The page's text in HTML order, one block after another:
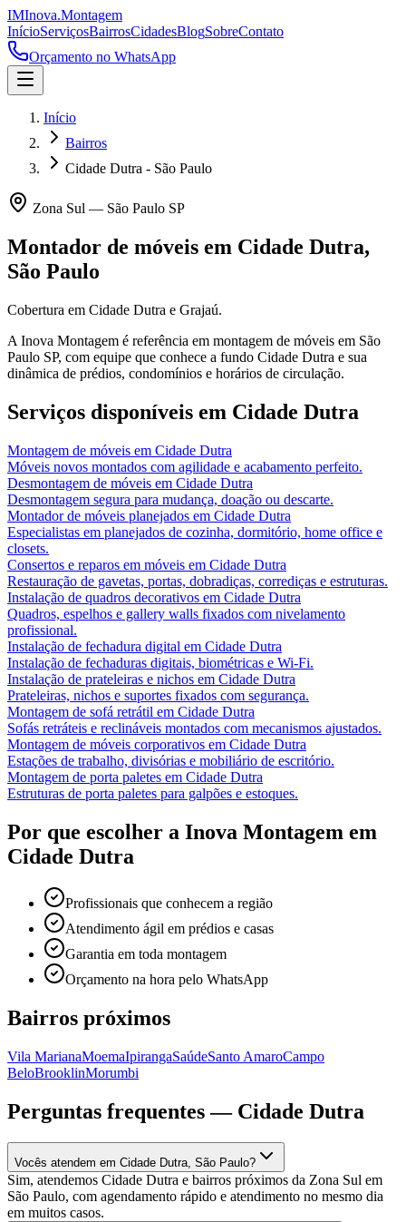
IMInova.Montagem
InícioServiçosBairrosCidadesBlogSobreContato
Orçamento no WhatsApp
Início
Bairros
Cidade Dutra - São Paulo
Zona Sul — São Paulo SP
Montador de móveis em Cidade Dutra,
São Paulo
Cobertura em Cidade Dutra e Grajaú.
A Inova Montagem é referência em montagem de móveis em São
Paulo SP, com equipe que conhece a fundo Cidade Dutra e sua
dinâmica de prédios, condomínios e horários de circulação.
Serviços disponíveis em Cidade Dutra
Montagem de móveis em Cidade Dutra
Móveis novos montados com agilidade e acabamento perfeito.
Desmontagem de móveis em Cidade Dutra
Desmontagem segura para mudança, doação ou descarte.
Montador de móveis planejados em Cidade Dutra
Especialistas em planejados de cozinha, dormitório, home office e
closets.
Consertos e reparos em móveis em Cidade Dutra
Restauração de gavetas, portas, dobradiças, corrediças e estruturas.
Instalação de quadros decorativos em Cidade Dutra
Quadros, espelhos e gallery walls fixados com nivelamento
profissional.
Instalação de fechadura digital em Cidade Dutra
Instalação de fechaduras digitais, biométricas e Wi-Fi.
Instalação de prateleiras e nichos em Cidade Dutra
Prateleiras, nichos e suportes fixados com segurança.
Montagem de sofá retrátil em Cidade Dutra
Sofás retráteis e reclináveis montados com mecanismos ajustados.
Montagem de móveis corporativos em Cidade Dutra
Estações de trabalho, divisórias e mobiliário de escritório.
Montagem de porta paletes em Cidade Dutra
Estruturas de porta paletes para galpões e estoques.
Por que escolher a Inova Montagem em
Cidade Dutra
Profissionais que conhecem a região
Atendimento ágil em prédios e casas
Garantia em toda montagem
Orçamento na hora pelo WhatsApp
Bairros próximos
Vila MarianaMoemaIpirangaSaúdeSanto AmaroCampo
BeloBrooklinMorumbi
Perguntas frequentes — Cidade Dutra
Vocês atendem em Cidade Dutra, São Paulo?
Sim, atendemos Cidade Dutra e bairros próximos da Zona Sul em
São Paulo, com agendamento rápido e atendimento no mesmo dia
em muitos casos.